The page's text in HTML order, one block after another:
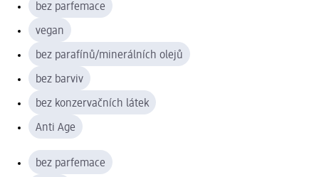
bez parfemace
vegan
bez parafínů/minerálních olejů
bez barviv
bez konzervačních látek
Anti Age
bez parfemace